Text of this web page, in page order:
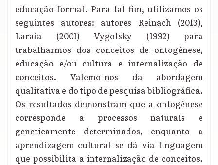
educação formal. Para tal fim, utilizamos os
seguintes autores: autores Reinach (2013),
Laraia (2001) Vygotsky (1992) para
trabalharmos dos conceitos de ontogênese,
educação e/ou cultura e internalização de
conceitos. Valemo-nos da abordagem
qualitativa e do tipo de pesquisa bibliográfica.
Os resultados demonstram que a ontogênese
corresponde a processos naturais e
geneticamente determinados, enquanto a
aprendizagem cultural se dá via linguagem
que possibilita a internalização de conceitos.